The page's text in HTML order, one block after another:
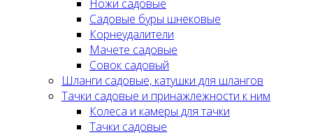
Ножи садовые
Садовые буры шнековые
Корнеудалители
Мачете садовые
Совок садовый
Шланги садовые, катушки для шлангов
Тачки садовые и принажлежности к ним
Колеса и камеры для тачки
Тачки садовые